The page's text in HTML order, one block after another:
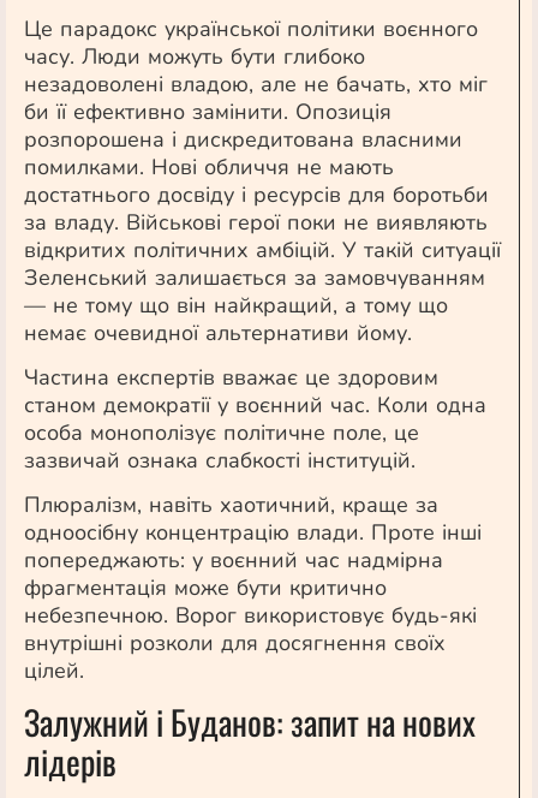
Це парадокс української політики воєнного
часу. Люди можуть бути глибоко
незадоволені владою, але не бачать, хто міг
би її ефективно замінити. Опозиція
розпорошена і дискредитована власними
помилками. Нові обличчя не мають
достатнього досвіду і ресурсів для боротьби
за владу. Військові герої поки не виявляють
відкритих політичних амбіцій. У такій ситуації
Зеленський залишається за замовчуванням
— не тому що він найкращий, а тому що
немає очевидної альтернативи йому.
Частина експертів вважає це здоровим
станом демократії у воєнний час. Коли одна
особа монополізує політичне поле, це
зазвичай ознака слабкості інституцій.
Плюралізм, навіть хаотичний, краще за
одноосібну концентрацію влади. Проте інші
попереджають: у воєнний час надмірна
фрагментація може бути критично
небезпечною. Ворог використовує будь-які
внутрішні розколи для досягнення своїх
цілей.
Залужний і Буданов: запит на нових
лідерів